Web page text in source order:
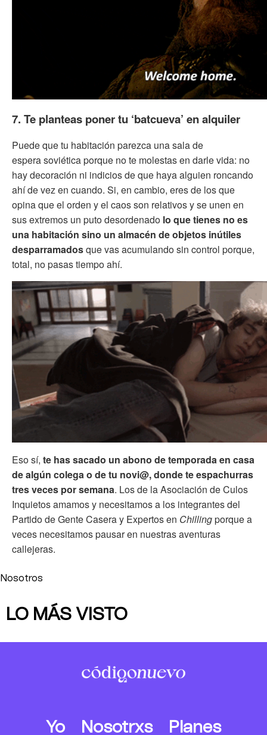
7. Te planteas poner tu ‘batcueva’ en alquiler
Puede que tu habitación parezca una sala de
espera soviética porque no te molestas en darle vida: no
hay decoración ni indicios de que haya alguien roncando
ahí de vez en cuando. Si, en cambio, eres de los que
opina que el orden y el caos son relativos y se unen en
sus extremos un puto desordenado lo que tienes no es
una habitación sino un almacén de objetos inútiles
desparramadosque vas acumulando sin control porque,
total, no pasas tiempo ahí.
Eso sí, te has sacado un abono de temporada en casa
de algún colega o de tu novi@, donde te espachurras
tres veces por semana. Los de la Asociación de Culos
Inquietos amamos y necesitamos a los integrantes del
Partido de Gente Casera y Expertos en Chillingporque a
veces necesitamos pausar en nuestras aventuras
callejeras.
Nosotros
LO MÁS VISTO
Yo Nosotrxs
Planes